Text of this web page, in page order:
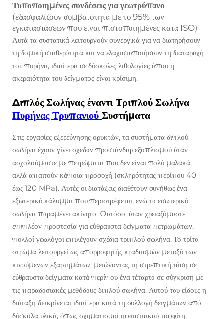
Τυποποιημένες συνδέσεις για γεωτρύπανο
(εξασφαλίζουν συμβατότητα με το 95% των
εγκαταστάσεων που είναι πιστοποιημένες κατά ISO)
Αυτά τα συστατικά λειτουργούν συνεργικά για να διατηρήσουν
τη δομική σταθερότητα και να ελαχιστοποιήσουν τη διαταραχή
του πυρήνα, ιδιαίτερα σε δύσκολες λιθολογίες όπου η
ακεραιότητα του δείγματος είναι κρίσιμη.
Διπλός Σωλήνας έναντι Τριπλού Σωλήνα
Πυρήνας Τρυπανιού Συστήματα
Στις εργασίες εξερεύνησης ορυκτών, τα συστήματα διπλού
σωλήνα έχουν γίνει σχεδόν προστάνδαρ εξοπλισμού όταν
ασχολούμαστε με πετρώματα που δεν είναι πολύ μαλακά,
αλλά απαιτούν κάποια προσοχή (σκληρότητας περίπου 40
έως 120 MPa). Αυτές οι διατάξεις διαθέτουν συνήθως ένα
εξωτερικό κάλυμμα που περιστρέφεται, ενώ το εσωτερικό
σωλήνα παραμένει ακίνητο. Ωστόσο, όταν χρειαζόμαστε
επιπλέον προστασία για εύθραυστα δείγματα πετρωμάτων,
πολλοί γεωλόγοι επιλέγουν σχέδια τριπλού σωλήνα. Το τρίτο
στρώμα λειτουργεί ως απορροφητής κραδασμών μεταξύ των
κινούμενων εξαρτημάτων, μειώνοντας τη στρεπτική τάση σε
εύθραυστα δείγματα κατά περίπου ένα τέταρτο σε σύγκριση με
τις παραδοσιακές μεθόδους διπλού σωλήνα. Αυτού του είδους η
διάταξη διακρίνεται ιδιαίτερα κατά τη συλλογή δειγμάτων από
δύσκολα υλικά, όπως σχηματισμοί ηφαιστιακού τοφφίτη,